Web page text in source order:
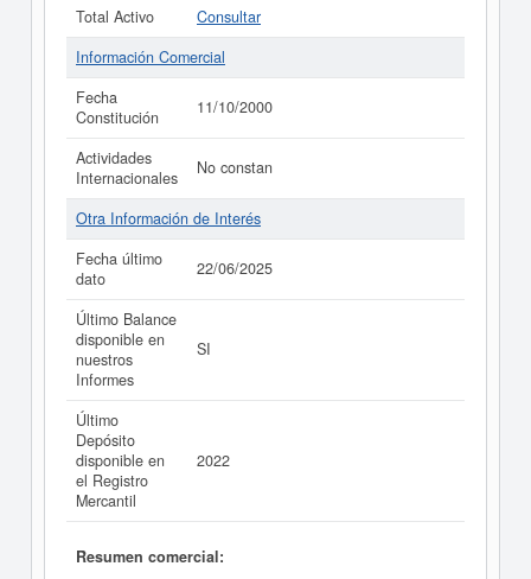
Total Activo
Consultar
Información Comercial
Fecha
Constitución
11/10/2000
Actividades
Internacionales
No constan
Otra Información de Interés
Fecha último
dato
22/06/2025
Último Balance
disponible en
nuestros
Informes
SI
Último
Depósito
disponible en
el Registro
Mercantil
2022
Resumen comercial: